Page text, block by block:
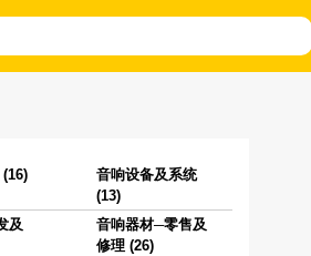
音响设备及系统
(13)
及
音响器材─零售及
修理 (26)